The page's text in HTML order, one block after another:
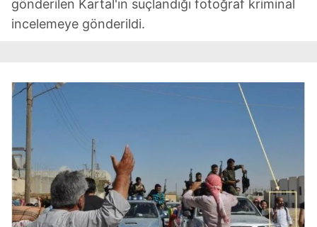
gönderilen Kartal'ın suçlandığı fotoğraf kriminal
incelemeye gönderildi.